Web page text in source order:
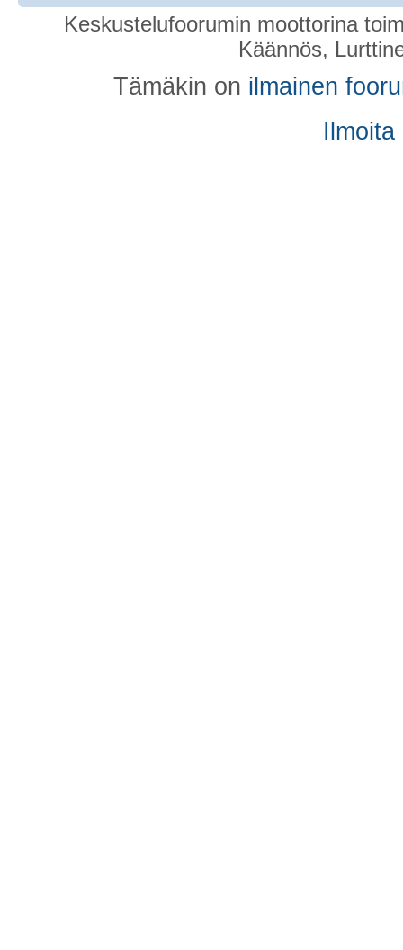
Keskustelufoorumin moottorina
Käännös,
Tämäkin on ilmainen